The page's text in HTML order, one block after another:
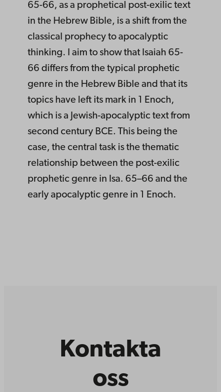
65-66, as a prophetical post-exilic text
in the Hebrew Bible, is a shift from the
classical prophecy to apocalyptic
thinking. I aim to show that Isaiah 65-
66 differs from the typical prophetic
genre in the Hebrew Bible and that its
topics have left its mark in 1 Enoch,
which is a Jewish-apocalyptic text from
second century BCE. This being the
case, the central task is the thematic
relationship between the post-exilic
prophetic genre in Isa. 65–66 and the
early apocalyptic genre in 1 Enoch.
Kontakta
oss